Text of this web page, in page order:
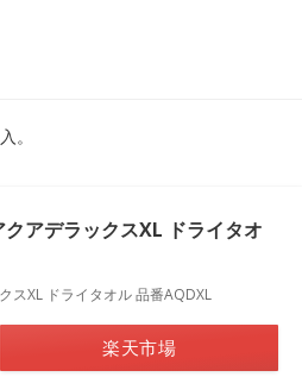
。
アデラックスXL ドライタオ
スXL ドライタオル 品番AQDXL
楽天市場